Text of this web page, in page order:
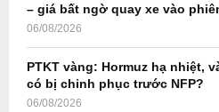
– giá bất ngờ quay xe vào
06/08/2026
PTKT vàng: Hormuz hạ nhiệt,
có bị chinh phục trước NFP?
06/08/2026